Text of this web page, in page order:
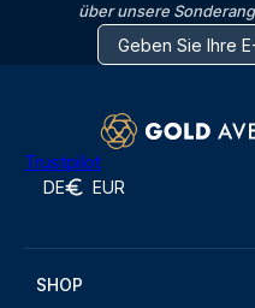
über unsere
Trustpilot
DE EUR
SHOP